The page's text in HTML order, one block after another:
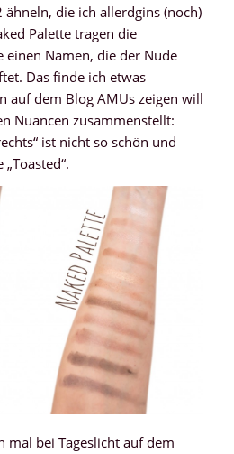
die ich allerdgins (noch)
Palette tragen die
einen Namen, die der Nude
Das finde ich etwas
auf dem Blog AMUs zeigen will
Nuancen zusammenstellt:
ist nicht so schön und
mal bei Tageslicht auf dem